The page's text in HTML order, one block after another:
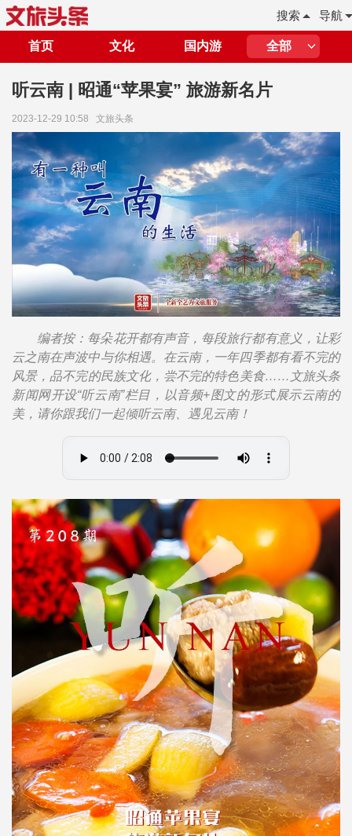
导航
搜索
首页 文化 国内游 全部
听云南 | 昭通“苹果宴” 旅游新名片
2023-12-29 10:58 文旅头条
编者按：每朵花开都有声音，每段旅行都有意义，让彩
云之南在声波中与你相遇。在云南，一年四季都有看不完的
风景，品不完的民族文化，尝不完的特色美食……文旅头条
新闻网开设“听云南”栏目，以音频+图文的形式展示云南的
美，请你跟我们一起倾听云南、遇见云南！